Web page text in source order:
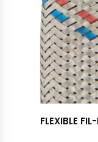
FLEXIBLE